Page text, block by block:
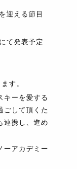
迎える節目
て発表予定
す。
キーを愛する
ごして頂くた
連携し、進め
ーアカデミー